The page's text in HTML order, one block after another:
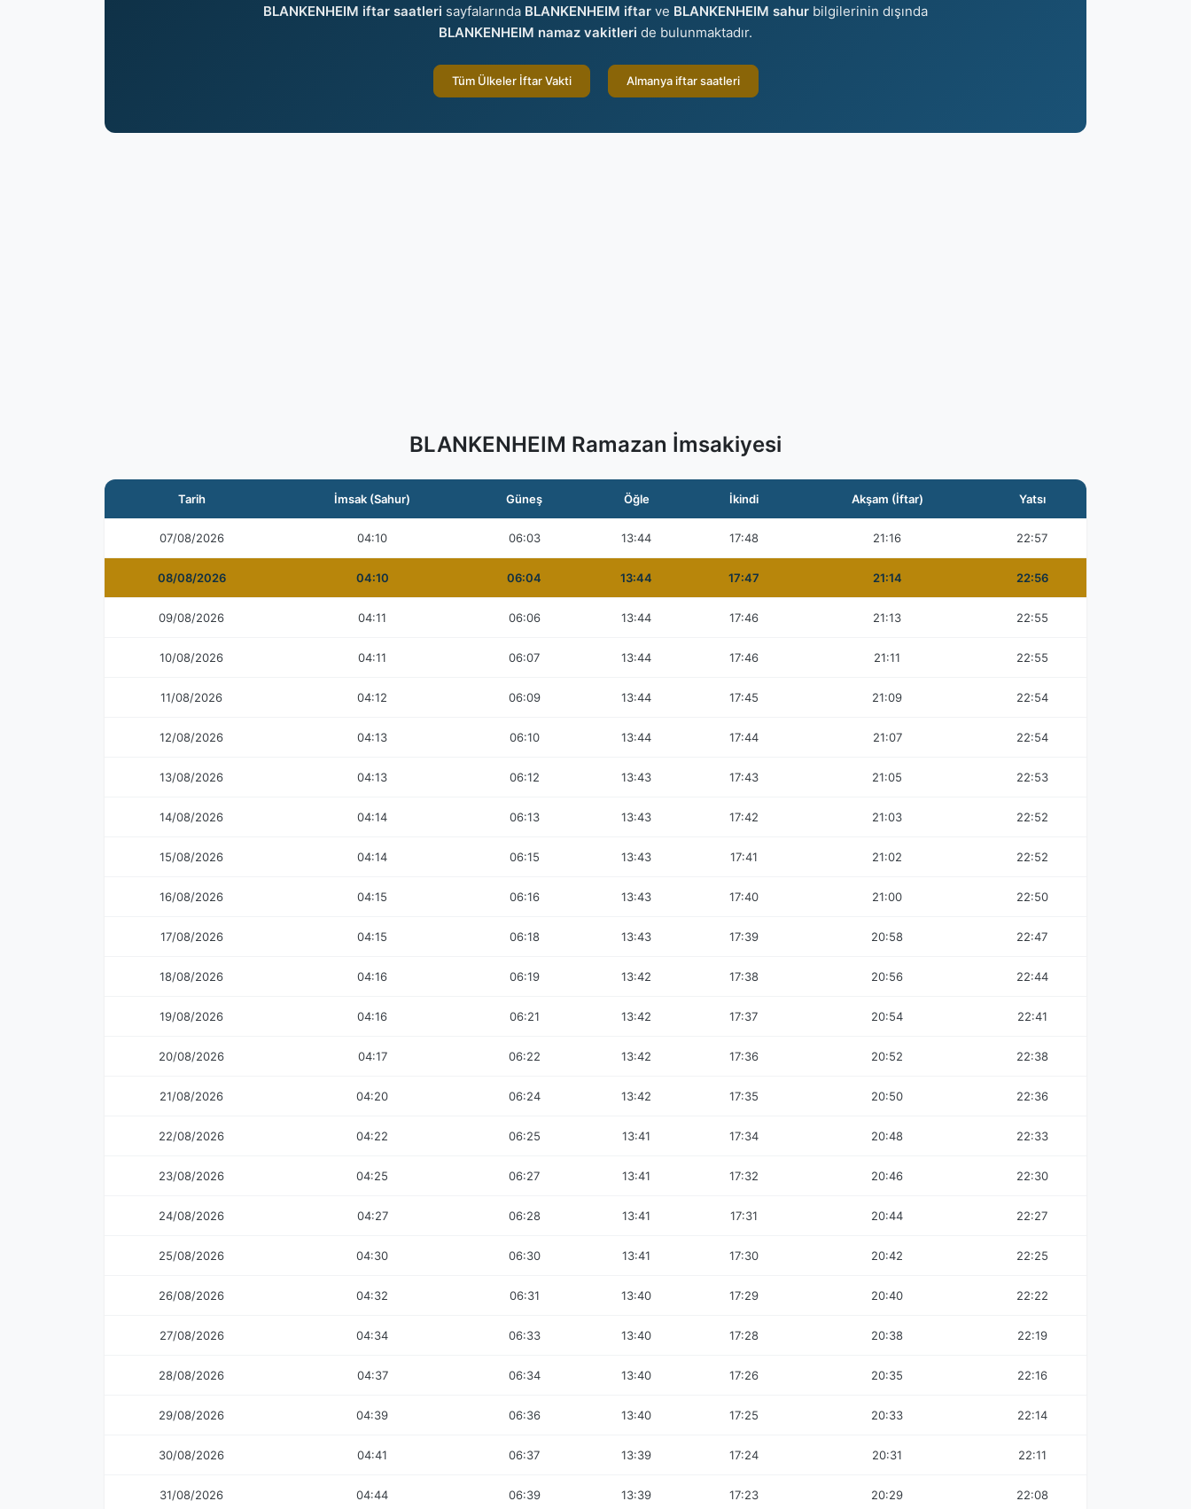
BLANKENHEIM iftar saatleri sayfalarında BLANKENHEIM iftar ve BLANKENHEIM sahur bilgilerinin dışında
BLANKENHEIM namaz vakitleri de bulunmaktadır.
Tüm Ülkeler İftar Vakti Almanya iftar saatleri
BLANKENHEIM Ramazan İmsakiyesi
Tarih İmsak (Sahur) Güneş Öğle İkindi Akşam (İftar) Yatsı
07/08/2026 04:10 06:03 13:44 17:48 21:16 22:57
08/08/2026 04:10 06:04 13:44 17:47 21:14 22:56
09/08/2026 04:11 06:06 13:44 17:46 21:13 22:55
10/08/2026 04:11 06:07 13:44 17:46 21:11 22:55
11/08/2026 04:12 06:09 13:44 17:45 21:09 22:54
12/08/2026 04:13 06:10 13:44 17:44 21:07 22:54
13/08/2026 04:13 06:12 13:43 17:43 21:05 22:53
14/08/2026 04:14 06:13 13:43 17:42 21:03 22:52
15/08/2026 04:14 06:15 13:43 17:41 21:02 22:52
16/08/2026 04:15 06:16 13:43 17:40 21:00 22:50
17/08/2026 04:15 06:18 13:43 17:39 20:58 22:47
18/08/2026 04:16 06:19 13:42 17:38 20:56 22:44
19/08/2026 04:16 06:21 13:42 17:37 20:54 22:41
20/08/2026 04:17 06:22 13:42 17:36 20:52 22:38
21/08/2026 04:20 06:24 13:42 17:35 20:50 22:36
22/08/2026 04:22 06:25 13:41 17:34 20:48 22:33
23/08/2026 04:25 06:27 13:41 17:32 20:46 22:30
24/08/2026 04:27 06:28 13:41 17:31 20:44 22:27
25/08/2026 04:30 06:30 13:41 17:30 20:42 22:25
26/08/2026 04:32 06:31 13:40 17:29 20:40 22:22
27/08/2026 04:34 06:33 13:40 17:28 20:38 22:19
28/08/2026 04:37 06:34 13:40 17:26 20:35 22:16
29/08/2026 04:39 06:36 13:40 17:25 20:33 22:14
30/08/2026 04:41 06:37 13:39 17:24 20:31 22:11
31/08/2026 04:44 06:39 13:39 17:23 20:29 22:08